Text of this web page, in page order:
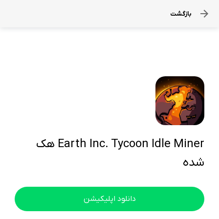
بازگشت
Earth Inc. Tycoon Idle Miner هک
شده
دانلود اپلیکیشن